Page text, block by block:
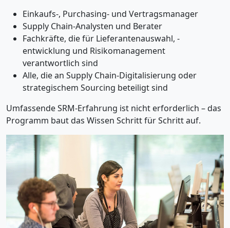
Einkaufs-, Purchasing- und Vertragsmanager
Supply Chain-Analysten und Berater
Fachkräfte, die für Lieferantenauswahl, -
entwicklung und Risikomanagement
verantwortlich sind
Alle, die an Supply Chain-Digitalisierung oder
strategischem Sourcing beteiligt sind
Umfassende SRM-Erfahrung ist nicht erforderlich – das
Programm baut das Wissen Schritt für Schritt auf.